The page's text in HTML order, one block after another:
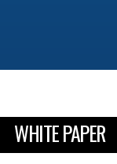
WHITE PAPER